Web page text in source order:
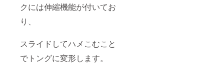
クには伸縮機能が付いてお
り、
スライドしてハメこむこと
でトングに変形します。